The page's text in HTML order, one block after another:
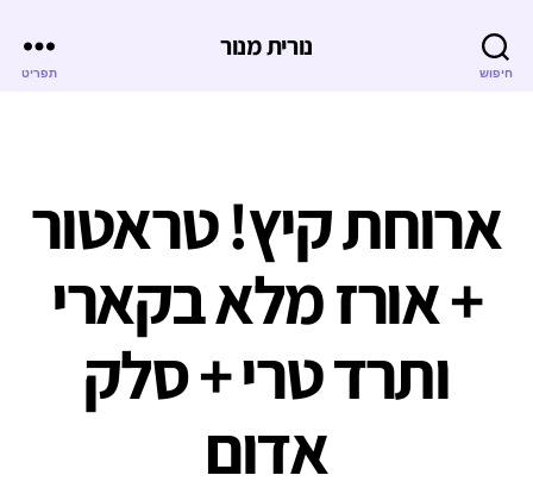
חיפוש
נורית מנור
תפריט
ארוחת קיץ! טראטור
+ אורז מלא בקארי
ותרד טרי + סלק
אדום